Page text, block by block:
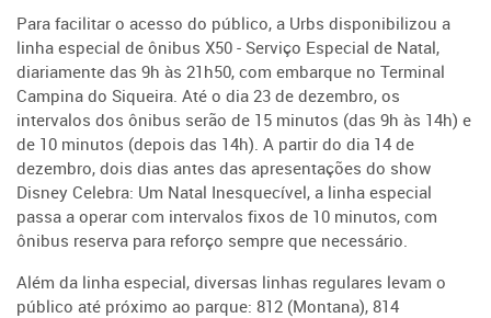
Para facilitar o acesso do público, a Urbs disponibilizou a
linha especial de ônibus X50 - Serviço Especial de Natal,
diariamente das 9h às 21h50, com embarque no Terminal
Campina do Siqueira. Até o dia 23 de dezembro, os
intervalos dos ônibus serão de 15 minutos (das 9h às 14h) e
de 10 minutos (depois das 14h). A partir do dia 14 de
dezembro, dois dias antes das apresentações do show
Disney Celebra: Um Natal Inesquecível, a linha especial
passa a operar com intervalos fixos de 10 minutos, com
ônibus reserva para reforço sempre que necessário.
Além da linha especial, diversas linhas regulares levam o
público até próximo ao parque: 812 (Montana), 814